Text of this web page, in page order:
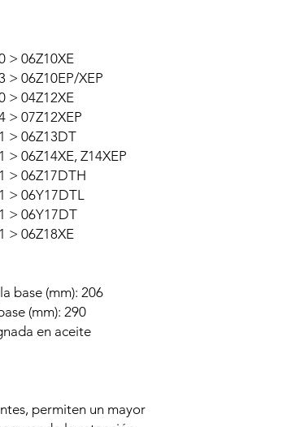
> 06Z10XE
> 06Z10EP/XEP
> 04Z12XE
> 07Z12XEP
> 06Z13DT
> 06Z14XE, Z14XEP
> 06Z17DTH
> 06Y17DTL
> 06Y17DT
> 06Z18XE
base (mm): 206
(mm): 290
en aceite
permiten un mayor